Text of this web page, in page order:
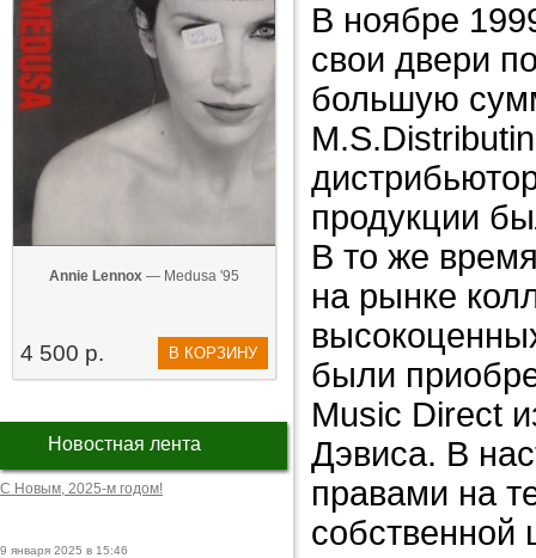
Annie Lennox — Medusa '95
4 500 р. В КОРЗИНУ
Новостная лента
С Новым, 2025-м годом!
9 января 2025 в 15:46
В ноябре
свои двери
большую
продукции
В то же
на рынке
были
Music Direct
Дэвиса. В
правами на
собственной